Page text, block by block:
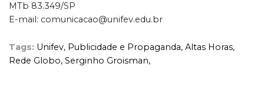
MTb 83.349/SP
E-mail: comunicacao@unifev.edu.br
Tags: Unifev, Publicidade e Propaganda, Altas Horas,
Rede Globo, Serginho Groisman,